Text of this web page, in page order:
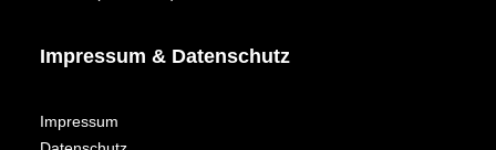
Impressum & Datenschutz
Impressum